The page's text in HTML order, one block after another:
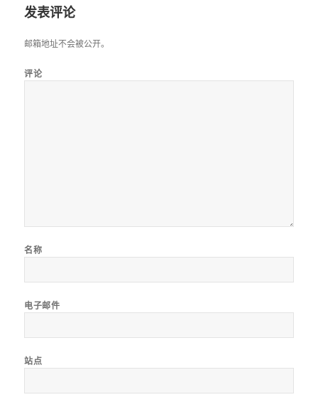
发表评论
邮箱地址不会被公开。
评论
名称
电子邮件
站点